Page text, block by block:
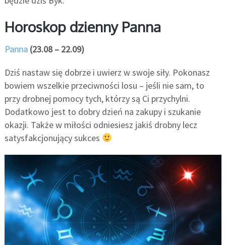
Horoskop dzienny Panna
Panna(23.08 – 22.09)
Dziś nastaw się dobrze i uwierz w swoje siły. Pokonasz
bowiem wszelkie przeciwności losu – jeśli nie sam, to
przy drobnej pomocy tych, którzy są Ci przychylni.
Dodatkowo jest to dobry dzień na zakupy i szukanie
okazji. Także w miłości odniesiesz jakiś drobny lecz
satysfakcjonujący sukces